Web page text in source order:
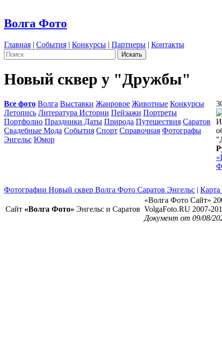
Волга Фото
Главная | События | Конкурсы | Партнеры | Контакты
Новый сквер у "Дружбы"
Все фото Волга Выставки Жанровое Животные Конкурсы
Летопись Литература Истории Пейзажи Портреты
Портфолио Праздники Даты Природа Путешествия Саратов
Свадебные Мода События Спорт Справочная Фотографы
Энгельс Юмор
Фотографии Новый сквер Волга Фото Саратов Энгельс | Карта
Сайт «Волга Фото» Энгельс и Саратов
«Волга Фото Сайт»
VolgaFoto.RU 2007-
Документ от 09/08/